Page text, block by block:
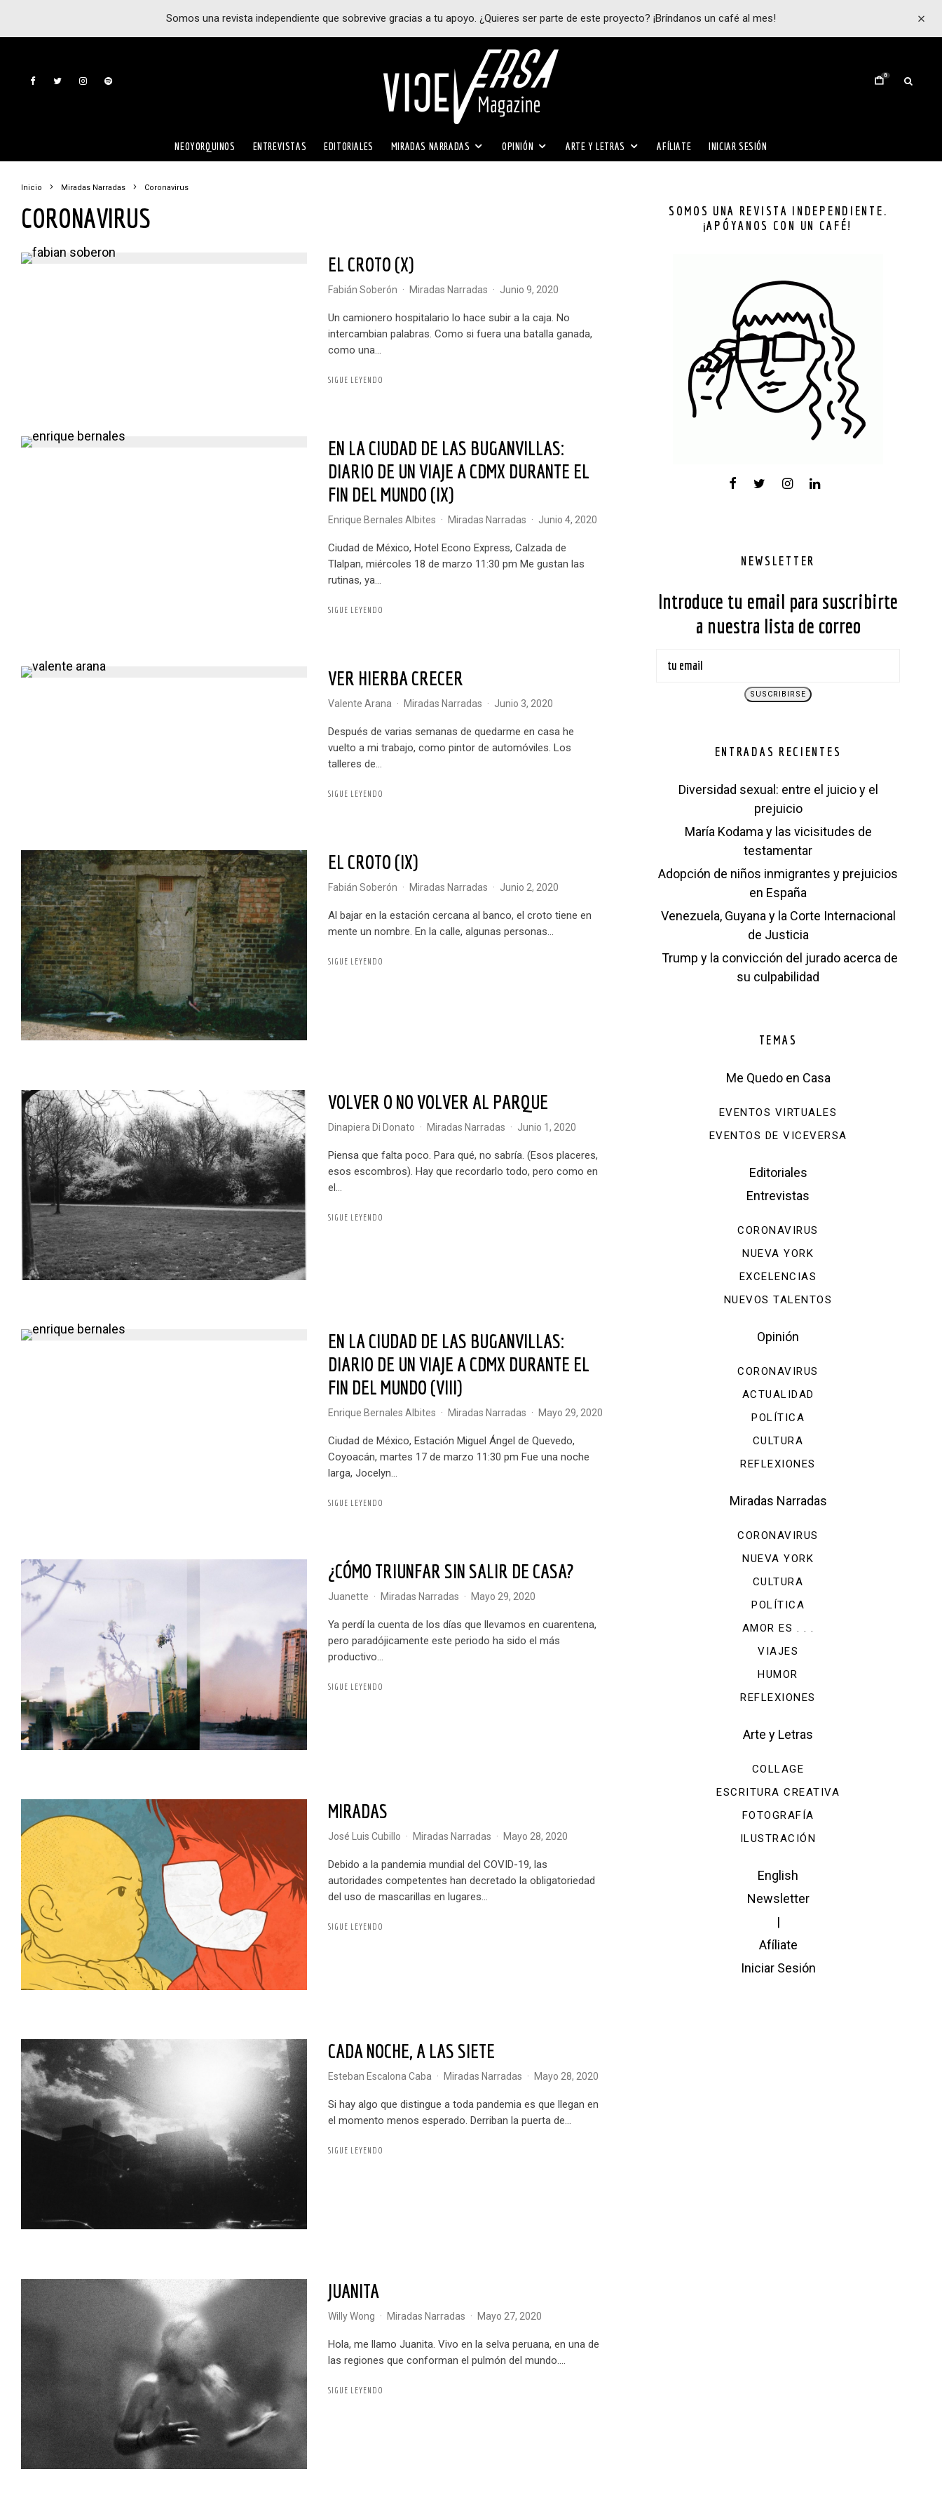
Somos una revista independiente que sobrevive gracias a tu apoyo. ¿Quieres ser parte de este proyecto? ¡Bríndanos un café al mes!
0
NEOYORQUINOS ENTREVISTAS EDITORIALES MIRADAS NARRADAS OPINIÓN ARTE Y LETRAS AFÍLIATE INICIAR SESIÓN
Inicio Miradas Narradas Coronavirus
CORONAVIRUS
EL CROTO (X)
Fabián Soberón · Miradas Narradas · junio 9, 2020
Un camionero hospitalario lo hace subir a la caja. No
intercambian palabras. Como si fuera una batalla ganada,
como una...
SIGUE LEYENDO
EN LA CIUDAD DE LAS BUGANVILLAS:
DIARIO DE UN VIAJE A CDMX DURANTE EL
FIN DEL MUNDO (IX)
Enrique Bernales Albites · Miradas Narradas · junio 4, 2020
Ciudad de México, Hotel Econo Express, Calzada de
Tlalpan, miércoles 18 de marzo 11:30 pm Me gustan las
rutinas, ya...
SIGUE LEYENDO
VER HIERBA CRECER
Valente Arana · Miradas Narradas · junio 3, 2020
Después de varias semanas de quedarme en casa he
vuelto a mi trabajo, como pintor de automóviles. Los
talleres de...
SIGUE LEYENDO
EL CROTO (IX)
Fabián Soberón · Miradas Narradas · junio 2, 2020
Al bajar en la estación cercana al banco, el croto tiene en
mente un nombre. En la calle, algunas personas...
SIGUE LEYENDO
VOLVER O NO VOLVER AL PARQUE
Dinapiera Di Donato · Miradas Narradas · junio 1, 2020
Piensa que falta poco. Para qué, no sabría. (Esos placeres,
esos escombros). Hay que recordarlo todo, pero como en
el...
SIGUE LEYENDO
EN LA CIUDAD DE LAS BUGANVILLAS:
DIARIO DE UN VIAJE A CDMX DURANTE EL
FIN DEL MUNDO (VIII)
Enrique Bernales Albites · Miradas Narradas · mayo 29, 2020
Ciudad de México, Estación Miguel Ángel de Quevedo,
Coyoacán, martes 17 de marzo 11:30 pm Fue una noche
larga, Jocelyn...
SIGUE LEYENDO
¿CÓMO TRIUNFAR SIN SALIR DE CASA?
Juanette · Miradas Narradas · mayo 29, 2020
Ya perdí la cuenta de los días que llevamos en cuarentena,
pero paradójicamente este periodo ha sido el más
productivo...
SIGUE LEYENDO
MIRADAS
José Luis Cubillo · Miradas Narradas · mayo 28, 2020
Debido a la pandemia mundial del COVID-19, las
autoridades competentes han decretado la obligatoriedad
del uso de mascarillas en lugares...
SIGUE LEYENDO
CADA NOCHE, A LAS SIETE
Esteban Escalona Caba · Miradas Narradas · mayo 28, 2020
Si hay algo que distingue a toda pandemia es que llegan en
el momento menos esperado. Derriban la puerta de...
SIGUE LEYENDO
JUANITA
Willy Wong · Miradas Narradas · mayo 27, 2020
Hola, me llamo Juanita. Vivo en la selva peruana, en una de
las regiones que conforman el pulmón del mundo....
SIGUE LEYENDO
SOMOS UNA REVISTA INDEPENDIENTE.
¡APÓYANOS CON UN CAFÉ!
NEWSLETTER
Introduce tu email para suscribirte
a nuestra lista de correo
ENTRADAS RECIENTES
Diversidad sexual: entre el juicio y el
prejuicio
María Kodama y las vicisitudes de
testamentar
Adopción de niños inmigrantes y prejuicios
en España
Venezuela, Guyana y la Corte Internacional
de Justicia
Trump y la convicción del jurado acerca de
su culpabilidad
TEMAS
Me Quedo en Casa
EVENTOS VIRTUALES
EVENTOS DE VICEVERSA
Editoriales
Entrevistas
CORONAVIRUS
NUEVA YORK
EXCELENCIAS
NUEVOS TALENTOS
Opinión
CORONAVIRUS
ACTUALIDAD
POLÍTICA
CULTURA
REFLEXIONES
Miradas Narradas
CORONAVIRUS
NUEVA YORK
CULTURA
POLÍTICA
AMOR ES . . .
VIAJES
HUMOR
REFLEXIONES
Arte y Letras
COLLAGE
ESCRITURA CREATIVA
FOTOGRAFÍA
ILUSTRACIÓN
English
Newsletter
|
Afíliate
Iniciar Sesión